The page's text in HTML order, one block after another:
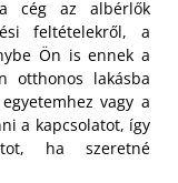
cég az albérlők
feltételekről, a
Ön is ennek a
otthonos lakásba
vagy a
a kapcsolatot, így
ha szeretné